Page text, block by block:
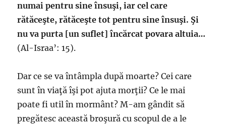
numai pentru sine însuşi, iar cel care
rătăceşte, rătăceşte tot pentru sine însuşi. Şi
nu va purta [un suflet] încărcat povara altuia…
(Al-Israa’: 15).
Dar ce se va întâmpla după moarte? Cei care
sunt în viaţă îşi pot ajuta morţii? Ce le mai
poate fi util în mormânt? M-am gândit să
pregătesc această broşură cu scopul de a le